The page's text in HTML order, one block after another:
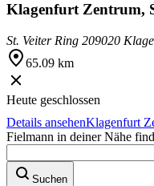
Klagenfurt Zentrum,
St. Veiter Ring 209020
65.09 km
Heute geschlossen
Details ansehenKlagenfurt
Fielmann in deiner Nähe
Suchen